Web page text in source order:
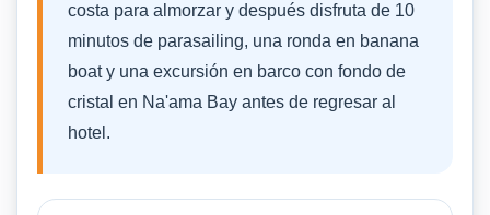
costa para almorzar y después disfruta de 10
minutos de parasailing, una ronda en banana
boat y una excursión en barco con fondo de
cristal en Na'ama Bay antes de regresar al
hotel.